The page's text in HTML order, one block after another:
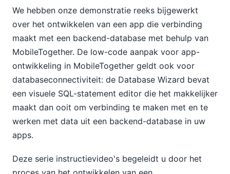
We hebben onze demonstratie reeks bijgewerkt
over het ontwikkelen van een app die verbinding
maakt met een backend-database met behulp van
MobileTogether. De low-code aanpak voor app-
ontwikkeling in MobileTogether geldt ook voor
databaseconnectiviteit: de Database Wizard bevat
een visuele SQL-statement editor die het makkelijker
maakt dan ooit om verbinding te maken met en te
werken met data uit een backend-database in uw
apps.
Deze serie instructievideo's begeleidt u door het